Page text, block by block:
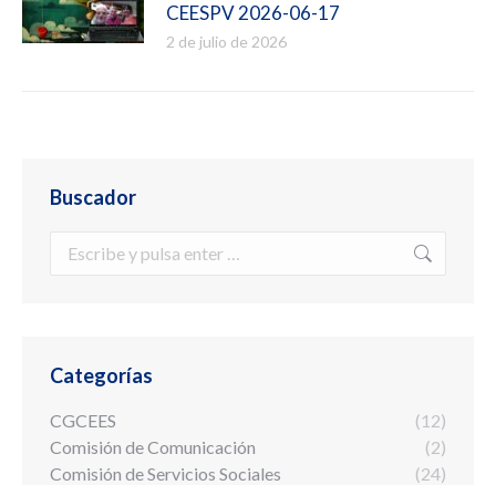
CEESPV 2026-06-17
2 de julio de 2026
Buscador
Categorías
CGCEES
(12)
Comisión de Comunicación
(2)
Comisión de Servicios Sociales
(24)